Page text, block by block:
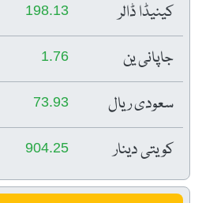
کینیڈا ڈالر 198.13
جاپانی ین 1.76
سعودی ریال 73.93
کویتی دینار 904.25